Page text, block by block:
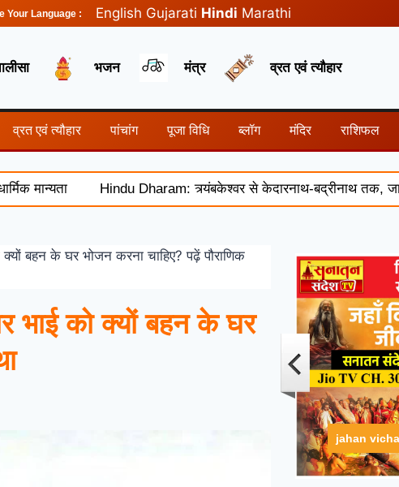
Your Language : English Gujarati Hindi Marathi
भजन मंत्र व्रत एवं त्यौहार
व्रत एवं त्यौहार पांचांग पूजा विधि ब्लॉग मंदिर राशिफल
Hindu Dharam: त्र्यंबकेश्वर से केदारनाथ-बद्रीनाथ तक, जानिए इन
बहन के घर भोजन करना चाहिए? पढ़ें पौराणिक
भाई को क्यों बहन के घर
jahan